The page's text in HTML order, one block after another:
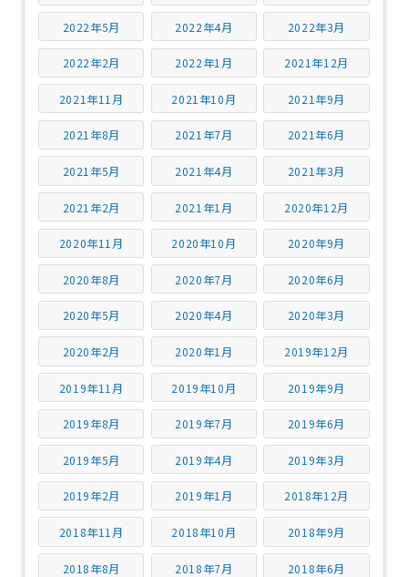
2022年5月 2022年4月 2022年3月
2022年2月 2022年1月 2021年12月
2021年11月 2021年10月 2021年9月
2021年8月 2021年7月 2021年6月
2021年5月 2021年4月 2021年3月
2021年2月 2021年1月 2020年12月
2020年11月 2020年10月 2020年9月
2020年8月 2020年7月 2020年6月
2020年5月 2020年4月 2020年3月
2020年2月 2020年1月 2019年12月
2019年11月 2019年10月 2019年9月
2019年8月 2019年7月 2019年6月
2019年5月 2019年4月 2019年3月
2019年2月 2019年1月 2018年12月
2018年11月 2018年10月 2018年9月
2018年8月 2018年7月 2018年6月